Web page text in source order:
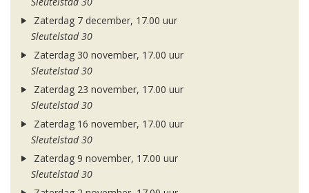
Zaterdag 7 december, 17.00 uur
Sleutelstad 30
Zaterdag 30 november, 17.00 uur
Sleutelstad 30
Zaterdag 23 november, 17.00 uur
Sleutelstad 30
Zaterdag 16 november, 17.00 uur
Sleutelstad 30
Zaterdag 9 november, 17.00 uur
Sleutelstad 30